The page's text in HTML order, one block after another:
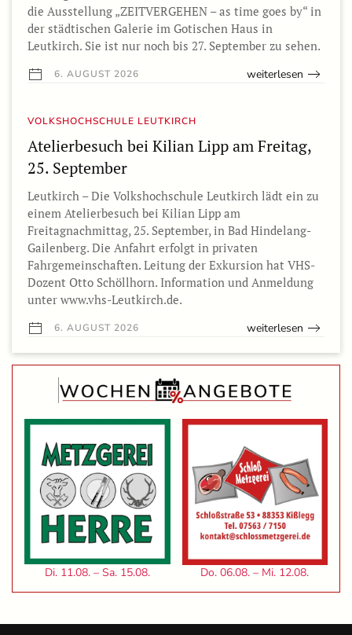
die Ausstellung „ZEITVERGEHEN – as time goes by“ in
der städtischen Galerie im Gotischen Haus in
Leutkirch. Sie ist nur noch bis 27. September zu sehen.
6. AUGUST 2026 weiterlesen
VOLKSHOCHSCHULE LEUTKIRCH
Atelierbesuch bei Kilian Lipp am Freitag,
25. September
Leutkirch – Die Volkshochschule Leutkirch lädt ein zu
einem Atelierbesuch bei Kilian Lipp am
Freitagnachmittag, 25. September, in Bad Hindelang-
Gailenberg. Die Anfahrt erfolgt in privaten
Fahrgemeinschaften. Leitung der Exkursion hat VHS-
Dozent Otto Schöllhorn. Information und Anmeldung
unter www.vhs-Leutkirch.de.
6. AUGUST 2026 weiterlesen
Di. 11.08. – Sa. 15.08. Do. 06.08. – Mi. 12.08.